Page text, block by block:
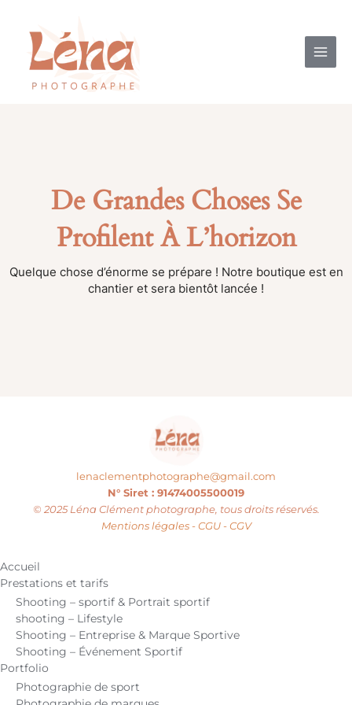
contenu
De Grandes Choses Se
Profilent À L’horizon
Quelque chose d’énorme se prépare ! Notre boutique est en
chantier et sera bientôt lancée !
lenaclementphotographe@gmail.com
N° Siret : 91474005500019
© 2025 Léna Clément photographe, tous droits réservés.
Mentions légales - CGU - CGV
Accueil
Prestations et tarifs
Shooting – sportif & Portrait sportif
shooting – Lifestyle
Shooting – Entreprise & Marque Sportive
Shooting – Événement Sportif
Portfolio
Photographie de sport